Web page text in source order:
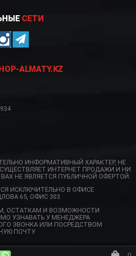
СЕТИ
ALMATY.KZ
ИНФОРМАТИВНЫЙ ХАРАКТЕР, НЕ
ИНТЕРНЕТ ПРОДАЖИ И НИ
НЕ ЯВЛЯЕТСЯ ПУБЛИЧНОЙ ОФЕРТОЙ.
ИСКЛЮЧИТЕЛЬНО В ОФИСЕ
65, ОФИС 303.
ОСТАТКАМ И ВОЗМОЖНОСТИ
УЗНАВАТЬ У МЕНЕДЖЕРА
ЗВОНКА ИЛИ ПОСРЕДСТВОМ
ПОЧТУ.